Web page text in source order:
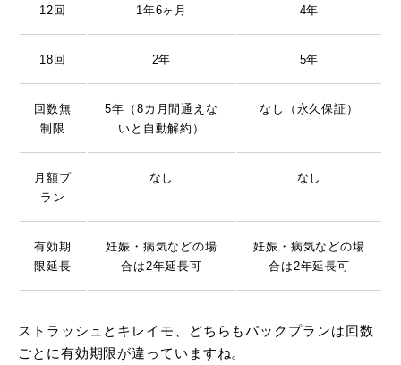
12回 1年6ヶ月 4年
18回 2年 5年
回数無
制限
5年（8カ月間通えな
いと自動解約）
なし（永久保証）
月額プ
ラン
なし なし
有効期
限延長
妊娠・病気などの場
合は2年延長可
妊娠・病気などの場
合は2年延長可
ストラッシュとキレイモ、どちらもパックプランは回数
ごとに有効期限が違っていますね。